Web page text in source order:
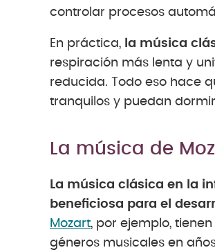
controlar procesos
En práctica, la música
respiración más lenta y
reducida. Todo eso hace
tranquilos y puedan
La música de
La música clásica en la
beneficiosa para el
Mozart, por ejemplo,
géneros musicales en